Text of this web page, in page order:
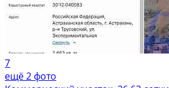
7
ещё 2 фото